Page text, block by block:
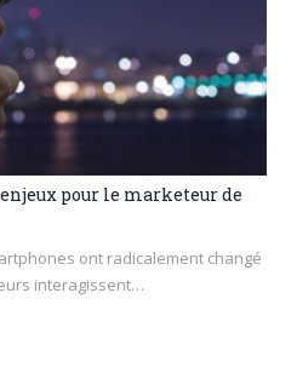
enjeux pour le marketeur de
ont radicalement changé
interagissent…